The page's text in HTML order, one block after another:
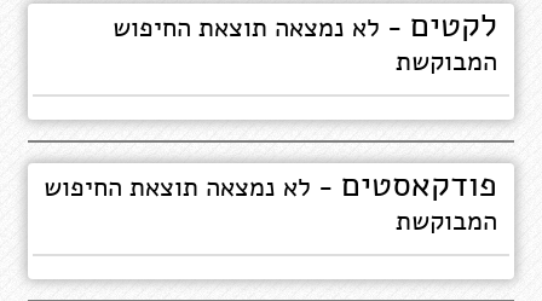
לקטים - לא נמצאה תוצאת החיפוש
המבוקשת
פודקאסטים - לא נמצאה תוצאת החיפוש
המבוקשת